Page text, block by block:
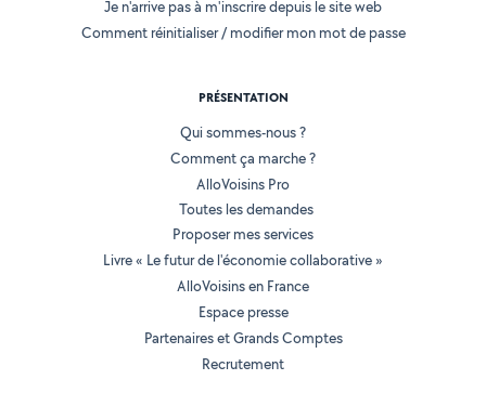
Je n'arrive pas à m'inscrire depuis le site web
Comment réinitialiser / modifier mon mot de passe
PRÉSENTATION
Qui sommes-nous ?
Comment ça marche ?
AlloVoisins Pro
Toutes les demandes
Proposer mes services
Livre « Le futur de l'économie collaborative »
AlloVoisins en France
Espace presse
Partenaires et Grands Comptes
Recrutement